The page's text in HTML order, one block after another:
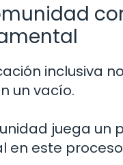
inclusiva
un vacío.
juega un
en este